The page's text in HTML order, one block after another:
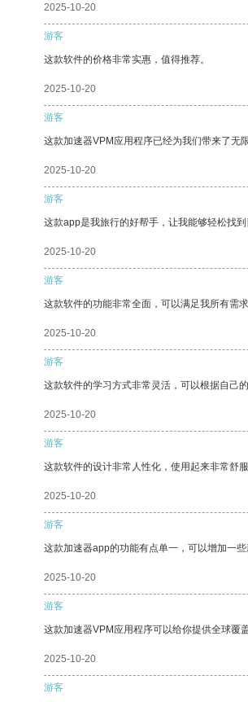
2025-10-20
游客
这款软件的价格非常实惠，值得推荐。
2025-10-20
游客
这款加速器VPM应用程序已经为我们带来了无
2025-10-20
游客
这款app是我旅行的好帮手，让我能够轻松找到
2025-10-20
游客
这款软件的功能非常全面，可以满足我所有需求
2025-10-20
游客
这款软件的学习方式非常灵活，可以根据自己
2025-10-20
游客
这款软件的设计非常人性化，使用起来非常舒服
2025-10-20
游客
这款加速器app的功能有点单一，可以增加一
2025-10-20
游客
这款加速器VPM应用程序可以给你提供全球覆
2025-10-20
游客